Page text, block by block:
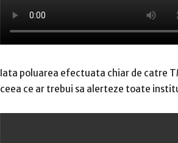
Iata poluarea efectuata chiar de catre
ceea ce ar trebui sa alerteze toate